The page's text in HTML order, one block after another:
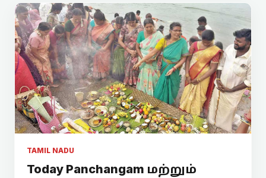
TAMIL NADU
Today Panchangam மற்றும்